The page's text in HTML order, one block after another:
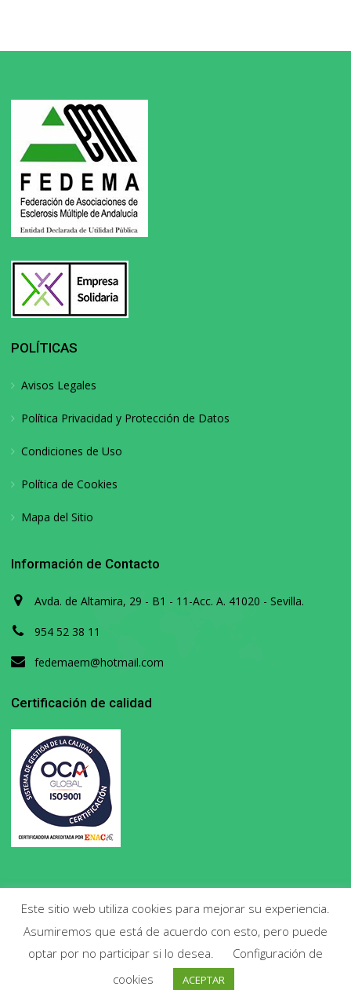
POLÍTICAS
Avisos Legales
Política Privacidad y Protección de Datos
Condiciones de Uso
Política de Cookies
Mapa del Sitio
Información de Contacto
Avda. de Altamira, 29 - B1 - 11-Acc. A. 41020 - Sevilla.
954 52 38 11
fedemaem@hotmail.com
Certificación de calidad
Copyright 2020. Todos los derechos reservados.
Este sitio web utiliza cookies para mejorar su experiencia.
Asumiremos que está de acuerdo con esto, pero puede
optar por no participar si lo desea.
Configuración de
cookies
ACEPTAR